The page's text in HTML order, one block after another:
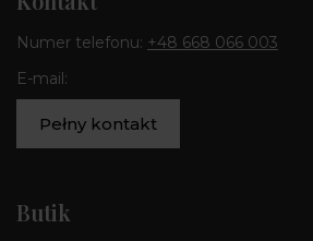
Numer telefonu: +48 668 066 003
E-mail:
Pełny kontakt
Butik